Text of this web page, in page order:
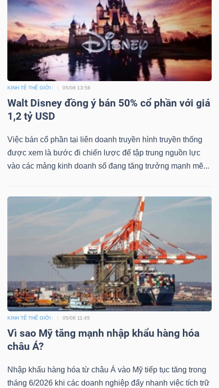
KINH TẾ THẾ GIỚI 05/08 13:58
Walt Disney đồng ý bán 50% cổ phần với giá
1,2 tỷ USD
Việc bán cổ phần tại liên doanh truyền hình truyền thống
được xem là bước đi chiến lược để tập trung nguồn lực
vào các mảng kinh doanh số đang tăng trưởng mạnh mẽ...
KINH TẾ THẾ GIỚI 05/08 11:45
Vì sao Mỹ tăng mạnh nhập khẩu hàng hóa
châu Á?
Nhập khẩu hàng hóa từ châu Á vào Mỹ tiếp tục tăng trong
tháng 6/2026 khi các doanh nghiệp đẩy nhanh việc tích trữ
CÔNG
NGHỆ
THÔNG
TIN
DỊCH
TRUYỀN
THÔNG
TIỆN
BẤT
ĐỘNG
SẢN
Mã
khoán
(-)